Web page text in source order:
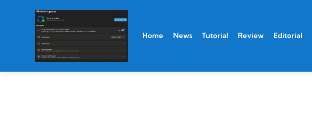
Home News Tutorial Review Editorial